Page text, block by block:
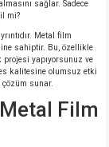
sağlar. Sadece
mi?
Metal film
sahiptir. Bu, özellikle
yapıyorsunuz ve
kalitesine olumsuz etki
sunar.
Film